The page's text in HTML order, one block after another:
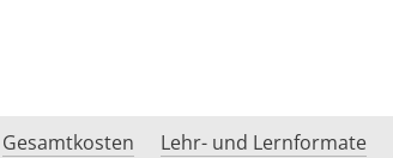
Gesamtkosten Lehr- und Lernformate